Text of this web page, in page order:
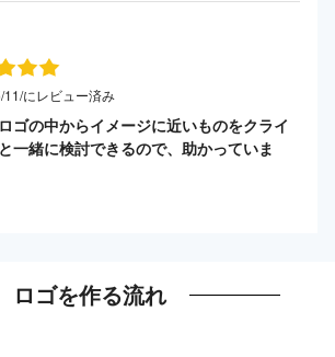
にレビュー済み
ゴの中からイメージに近いものをクライ
一緒に検討できるので、助かっていま
ロゴを作る流れ